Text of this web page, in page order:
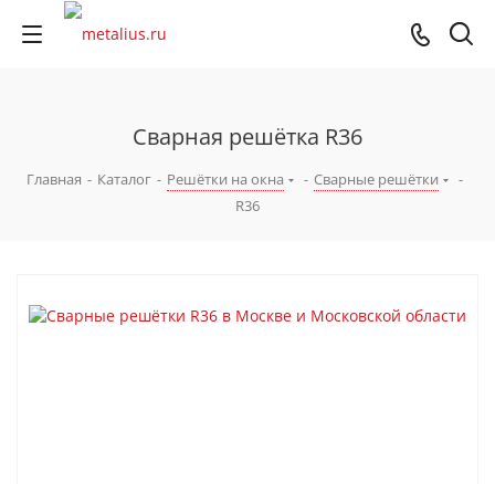
Сварная решётка R36
Главная - Каталог - Решётки на окна - Сварные решётки
-
R36